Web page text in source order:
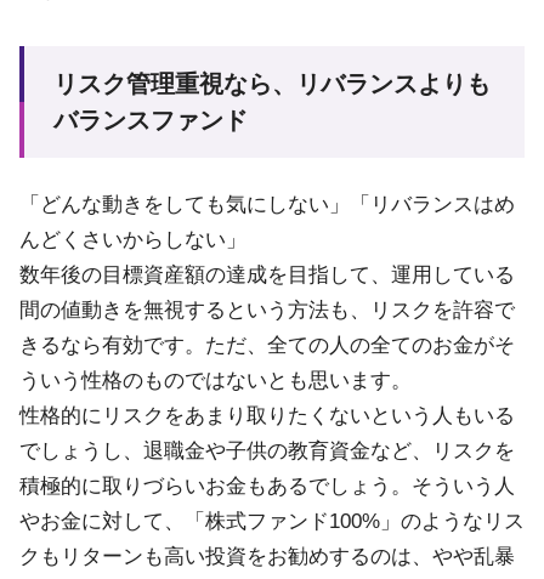
リスク管理重視なら、リバランスよりも
バランスファンド
「どんな動きをしても気にしない」「リバランスはめ
んどくさいからしない」
数年後の目標資産額の達成を目指して、運用している
間の値動きを無視するという方法も、リスクを許容で
きるなら有効です。ただ、全ての人の全てのお金がそ
ういう性格のものではないとも思います。
性格的にリスクをあまり取りたくないという人もいる
でしょうし、退職金や子供の教育資金など、リスクを
積極的に取りづらいお金もあるでしょう。そういう人
やお金に対して、「株式ファンド100%」のようなリス
クもリターンも高い投資をお勧めするのは、やや乱暴